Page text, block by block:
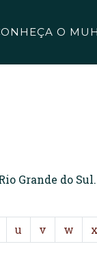
O
Grande do Sul.
u v w x